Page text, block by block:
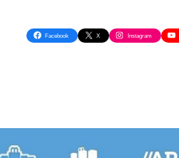
Facebook X Instagram